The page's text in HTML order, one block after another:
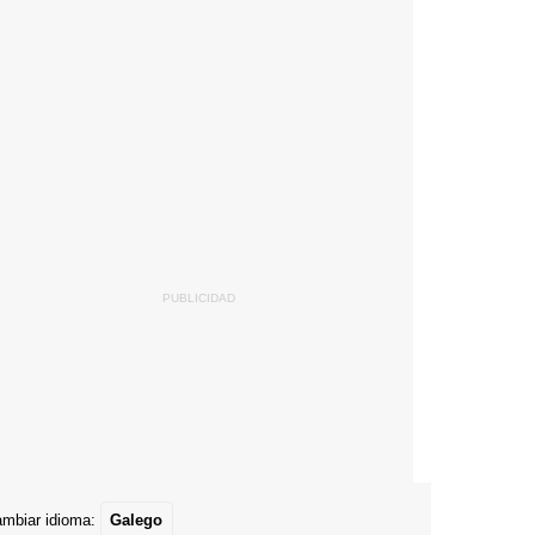
idioma: Galego